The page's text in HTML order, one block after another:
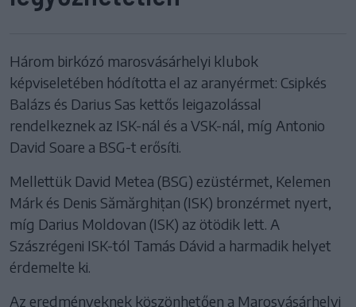
Három birkózó marosvásárhelyi klubok
képviseletében hódította el az aranyérmet: Csipkés
Balázs és Darius Sas kettős leigazolással
rendelkeznek az ISK-nál és a VSK-nál, míg Antonio
David Soare a BSG-t erősíti.
Mellettük David Metea (BSG) ezüstérmet, Kelemen
Márk és Denis Sămărghițan (ISK) bronzérmet nyert,
míg Darius Moldovan (ISK) az ötödik lett. A
Szászrégeni ISK-tól Tamás Dávid a harmadik helyet
érdemelte ki.
Az eredményeknek köszönhetően a Marosvásárhelyi